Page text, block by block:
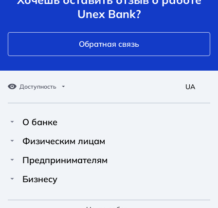
Unex Bank?
Обратная связь
Доступность
A A
Обычный
A A
Средний
A A
Большой
A A A A
UA
О банке
Про Unex Bank
Физическим лицам
Кредиты
Предпринимателям
Финансирование
Бизнесу